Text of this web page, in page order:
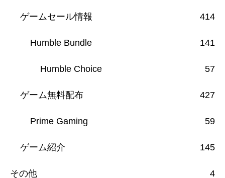
ゲームセール情報 414
Humble Bundle 141
Humble Choice 57
ゲーム無料配布 427
Prime Gaming 59
ゲーム紹介 145
その他 4